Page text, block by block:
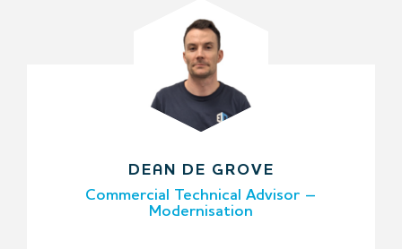
DEAN DE GROVE
Commercial Technical Advisor –
Modernisation